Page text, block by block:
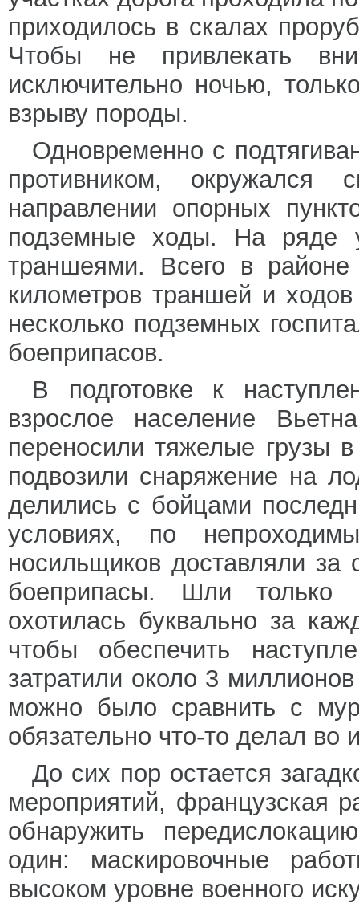
приходилось в скалах
Чтобы не привлекать
исключительно ночью,
взрыву породы.
Одновременно с
противником,
направлении опорных
подземные ходы. На ряде
траншеями. Всего в
километров траншей и
несколько подземных
боеприпасов.
В подготовке к
взрослое население
переносили тяжелые грузы
подвозили снаряжение на
делились с бойцами
условиях, по
носильщиков доставляли за
боеприпасы. Шли только
охотилась буквально за
чтобы обеспечить
затратили около 3
можно было сравнить с
обязательно что-то делал во
До сих пор остается
мероприятий, французская
обнаружить
один: маскировочные
высоком уровне военного